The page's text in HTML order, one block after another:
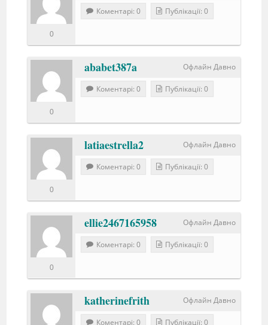
0
Коментарі: 0 Публікації: 0
Офлайн Давно
ababet387a
0
Коментарі: 0 Публікації: 0
Офлайн Давно
latiaestrella2
0
Коментарі: 0 Публікації: 0
Офлайн Давно
ellie2467165958
0
Коментарі: 0 Публікації: 0
Офлайн Давно
katherinefrith
Коментарі: 0 Публікації: 0